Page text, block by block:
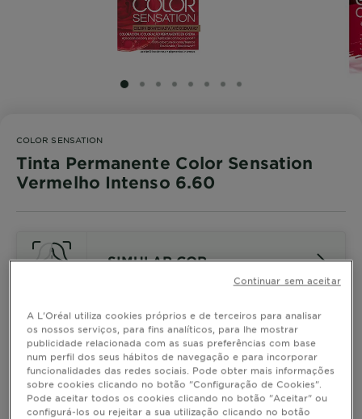
SLIDE 1
SLIDE 2
SLIDE 3
SLIDE 4
SLIDE 5
SLIDE 6
SLIDE 7
SLIDE 8
COLOR SENSATION
Tinta Permanente Color Sensation
Vermelho Intenso 6.60
SIMULAR COR
Descubra a coloração permanente Garnier Color
Sensation, com uma fórmula vegan, enriquecida com
óleo de rosa e pigmentos intensos, que oferece uma
cor de longa duração. Desfrute de uma cor vibrante,
até 10 semanas* e de 100% cobertura de cabelos
brancos*.
MOSTRAR MAIS
TAMANHO 1 UNI
A L'Oréal utiliza cookies próprios e de terceiros para analisar
os nossos serviços, para fins analíticos, para lhe mostrar
publicidade relacionada com as suas preferências com base
num perfil dos seus hábitos de navegação e para incorporar
funcionalidades das redes sociais. Pode obter mais informações
sobre cookies clicando no botão "Configuração de Cookies".
Pode aceitar todos os cookies clicando no botão "Aceitar" ou
configurá-los ou rejeitar a sua utilização clicando no botão
Continuar sem aceitar